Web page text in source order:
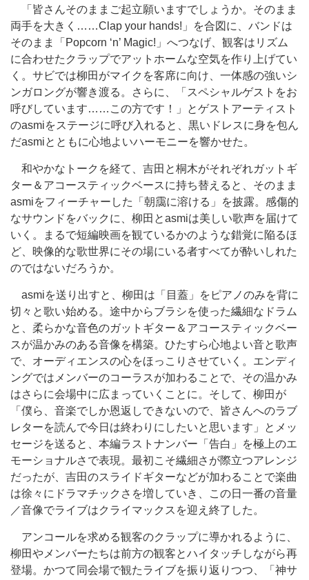
「皆さんそのままご起立願いますでしょうか。そのまま
両手を大きく……Clap your hands!」を合図に、バンドは
そのまま「Popcorn ‘n’ Magic!」へつなげ、観客はリズム
に合わせたクラップでアットホームな空気を作り上げてい
く。サビでは柳田がマイクを客席に向け、一体感の強いシ
ンガロングが響き渡る。さらに、「スペシャルゲストをお
呼びしています……この方です！」とゲストアーティスト
のasmiをステージに呼び入れると、黒いドレスに身を包ん
だasmiとともに心地よいハーモニーを響かせた。
和やかなトークを経て、吉田と桐木がそれぞれガットギ
ター＆アコースティックベースに持ち替えると、そのまま
asmiをフィーチャーした「朝靄に溶ける」を披露。感傷的
なサウンドをバックに、柳田とasmiは美しい歌声を届けて
いく。まるで短編映画を観ているかのような錯覚に陥るほ
ど、映像的な歌世界にその場にいる者すべてが酔いしれた
のではないだろうか。
asmiを送り出すと、柳田は「目蓋」をピアノのみを背に
切々と歌い始める。途中からブラシを使った繊細なドラム
と、柔らかな音色のガットギター＆アコースティックベー
スが温かみのある音像を構築。ひたすら心地よい音と歌声
で、オーディエンスの心をほっこりさせていく。エンディ
ングではメンバーのコーラスが加わることで、その温かみ
はさらに会場中に広まっていくことに。そして、柳田が
「僕ら、音楽でしか恩返しできないので、皆さんへのラブ
レターを読んで今日は終わりにしたいと思います」とメッ
セージを送ると、本編ラストナンバー「告白」を極上のエ
モーショナルさで表現。最初こそ繊細さが際立つアレンジ
だったが、吉田のスライドギターなどが加わることで楽曲
は徐々にドラマチックさを増していき、この日一番の音量
／音像でライブはクライマックスを迎え終了した。
アンコールを求める観客のクラップに導かれるように、
柳田やメンバーたちは前方の観客とハイタッチしながら再
登場。かつて同会場で観たライブを振り返りつつ、「神サ